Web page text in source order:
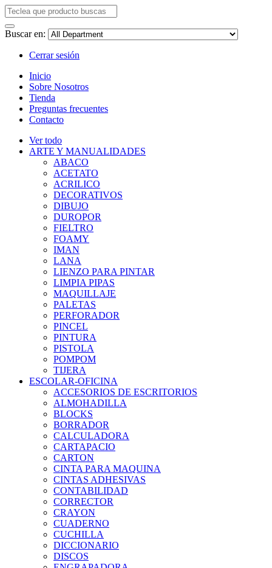
Buscar en:
Cerrar sesión
Inicio
Sobre Nosotros
Tienda
Preguntas frecuentes
Contacto
Ver todo
ARTE Y MANUALIDADES
ABACO
ACETATO
ACRILICO
DECORATIVOS
DIBUJO
DUROPOR
FIELTRO
FOAMY
IMAN
LANA
LIENZO PARA PINTAR
LIMPIA PIPAS
MAQUILLAJE
PALETAS
PERFORADOR
PINCEL
PINTURA
PISTOLA
POMPOM
TIJERA
ESCOLAR-OFICINA
ACCESORIOS DE ESCRITORIOS
ALMOHADILLA
BLOCKS
BORRADOR
CALCULADORA
CARTAPACIO
CARTON
CINTA PARA MAQUINA
CINTAS ADHESIVAS
CONTABILIDAD
CORRECTOR
CRAYON
CUADERNO
CUCHILLA
DICCIONARIO
DISCOS